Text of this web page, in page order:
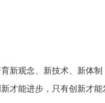
观念、新技术、新体制
能进步，只有创新才能